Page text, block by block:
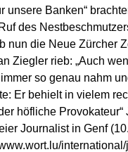
unsere Banken“
des
nun die Neue Zürcher
Ziegler rieb: „Auch
so genau nahm
Er behielt in vielem
höfliche Provokateur“
Journalist in Genf